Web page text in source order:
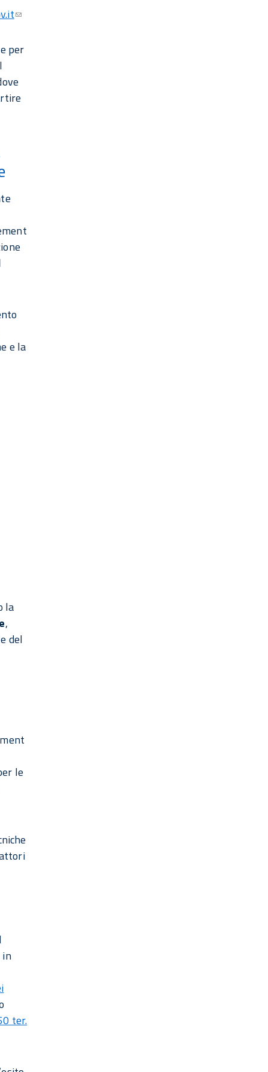
per
e la
la
,
del
le
in
ter.